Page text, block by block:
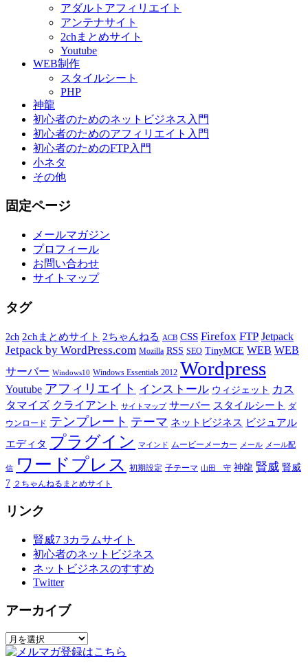
アダルトアフィリエイト
アンテナサイト
2chまとめサイト
Youtube
WEB制作
スタイルシート
PHP
神龍
初心者のためのネットビジネス入門
初心者のためのアフィリエイト入門
初心者のためのFTP入門
小ネタ
その他
固定ページ
メールマガジン
プロフィール
お問い合わせ
サイトマップ
タグ
2ch 2chまとめサイト 2ちゃんねる ACB CSS Firefox FTP Jetpack
Jetpack by WordPress.com Mozilla RSS SEO TinyMCE WEB WEB
サーバー Windows10 Windows Essentials 2012 Wordpress
Youtube アフィリエイト インストール ウィジェット カス
タマイズ クライアント サイトマップ サーバー スタイルシート ダ
ウンロード テンプレート テーマ ネットビジネス ビジュアル
エディタ プラグイン マインド ムービーメーカー メール メール配
信 ワードプレス 初期設定 子テーマ 山田 守 神龍 賢威 賢威
7 ２ちゃんねるまとめサイト
リンク
賢威7 3カラムサイト
初心者のネットビジネス
ネットビジネスのすすめ
Twitter
アーカイブ
ア
ー